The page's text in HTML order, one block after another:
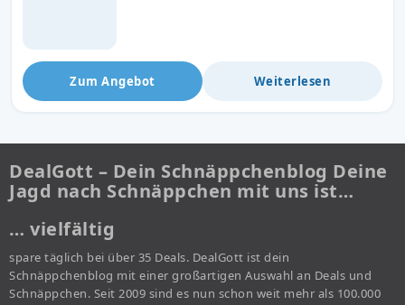
Zum Angebot Weiterlesen
DealGott – Dein Schnäppchenblog Deine
Jagd nach Schnäppchen mit uns ist…
… vielfältig
spare täglich bei über 35 Deals. DealGott ist dein
Schnäppchenblog mit einer großartigen Auswahl an Deals und
Schnäppchen. Seit 2009 sind es nun schon weit mehr als 100.000